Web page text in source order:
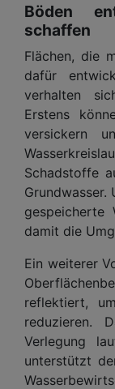
Böden
schaffen
Flächen, die
dafür
verhalten
Erstens
versickern
Schadstoffe
gespeicherte
damit die
Ein weiterer
reflektiert,
reduzieren.
Verlegung
unterstützt